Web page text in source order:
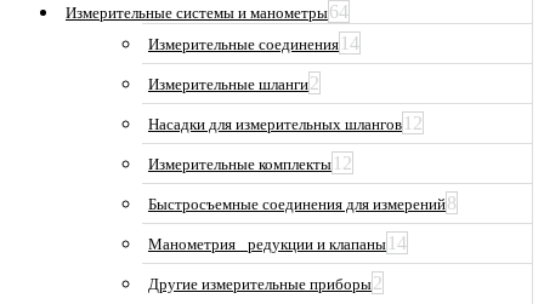
Измерительные системы и манометры64
Измерительные соединения 14
Измерительные шланги2
Насадки для измерительных шлангов 12
Измерительные комплекты 12
Быстросъемные соединения для измерений8
Манометрия_ редукции и клапаны 14
Другие измерительные приборы2